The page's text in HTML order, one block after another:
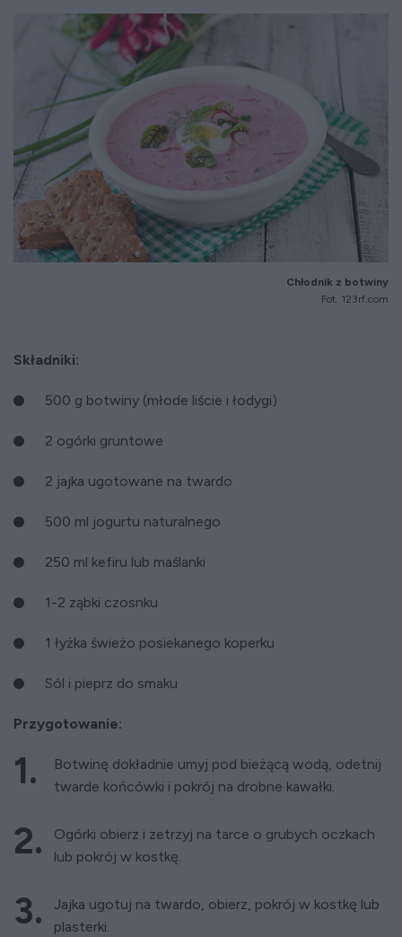
Chłodnik z botwiny
Fot. 123rf.com
Składniki:
500 g botwiny (młode liście i łodygi)
2 ogórki gruntowe
2 jajka ugotowane na twardo
500 ml jogurtu naturalnego
250 ml kefiru lub maślanki
1-2 ząbki czosnku
1 łyżka świeżo posiekanego koperku
Sól i pieprz do smaku
Przygotowanie:
Botwinę dokładnie umyj pod bieżącą wodą, odetnij
twarde końcówki i pokrój na drobne kawałki.
Ogórki obierz i zetrzyj na tarce o grubych oczkach
lub pokrój w kostkę.
Jajka ugotuj na twardo, obierz, pokrój w kostkę lub
plasterki.